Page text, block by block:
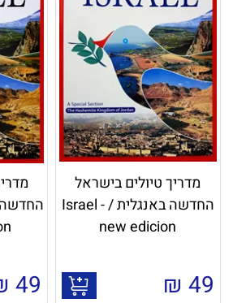
מדריך טיולים בישראל
החדשה באנגלית / Israel -
new edicion
49
₪
49